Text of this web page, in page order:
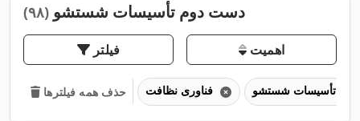
دست دوم تأسیسات شستشو (۹۸)
فیلتر اهمیت
حذف همه فیلترها